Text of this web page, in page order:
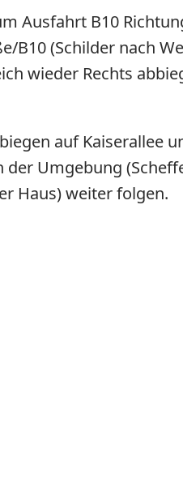
Ausfahrt B10
B10 (Schilder nach
wieder Rechts
auf Kaiserallee
Umgebung
Haus) weiter folgen.